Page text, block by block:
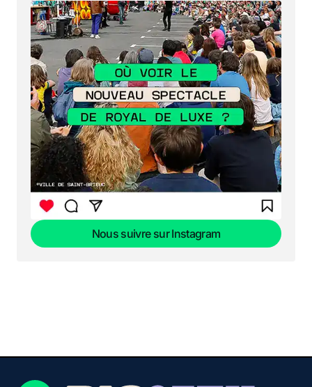
Nous suivre sur Instagram